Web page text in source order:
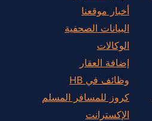
أخبار موقعنا
البيانات الصحفية
الوكالات
إضافة العقار
وظائف في HB
كروز للمسافر المسلم
الإكسترانت